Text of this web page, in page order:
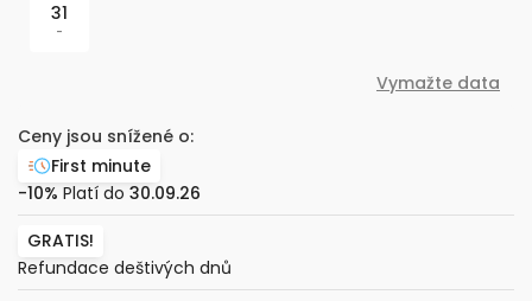
31
-
Vymažte data
Ceny jsou snížené o:
First minute
-10% Platí do 30.09.26
GRATIS!
Refundace deštivých dnů